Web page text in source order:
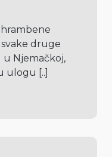
druge
Njemačkoj,
ulogu [..]